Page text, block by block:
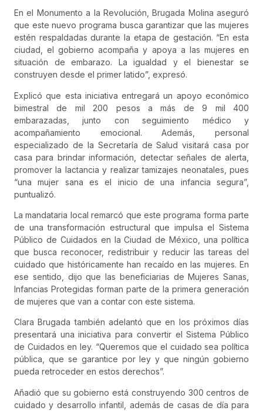
En el Monumento a la Revolución, Brugada Molina aseguró
que este nuevo programa busca garantizar que las mujeres
estén respaldadas durante la etapa de gestación. “En esta
ciudad, el gobierno acompaña y apoya a las mujeres en
situación de embarazo. La igualdad y el bienestar se
construyen desde el primer latido”, expresó.
Explicó que esta iniciativa entregará un apoyo económico
bimestral de mil 200 pesos a más de 9 mil 400
embarazadas, junto con seguimiento médico y
acompañamiento emocional. Además, personal
especializado de la Secretaría de Salud visitará casa por
casa para brindar información, detectar señales de alerta,
promover la lactancia y realizar tamizajes neonatales, pues
“una mujer sana es el inicio de una infancia segura”,
puntualizó.
La mandataria local remarcó que este programa forma parte
de una transformación estructural que impulsa el Sistema
Público de Cuidados en la Ciudad de México, una política
que busca reconocer, redistribuir y reducir las tareas del
cuidado que históricamente han recaído en las mujeres. En
ese sentido, dijo que las beneficiarias de Mujeres Sanas,
Infancias Protegidas forman parte de la primera generación
de mujeres que van a contar con este sistema.
Clara Brugada también adelantó que en los próximos días
presentará una iniciativa para convertir el Sistema Público
de Cuidados en ley. “Queremos que el cuidado sea política
pública, que se garantice por ley y que ningún gobierno
pueda retroceder en estos derechos”.
Añadió que su gobierno está construyendo 300 centros de
cuidado y desarrollo infantil, además de casas de día para